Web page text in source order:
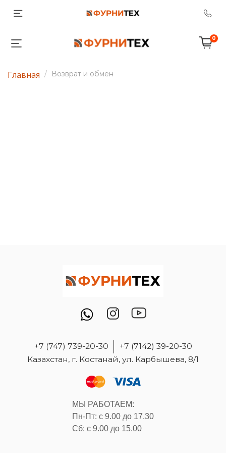
0
Главная Возврат и обмен
+7 (747) 739-20-30
+7 (7142) 39-20-30
Казахстан, г. Костанай, ул. Карбышева, 8/1
МЫ РАБОТАЕМ:
Пн-Пт: с 9.00 до 17.30
Сб: с 9.00 до 15.00